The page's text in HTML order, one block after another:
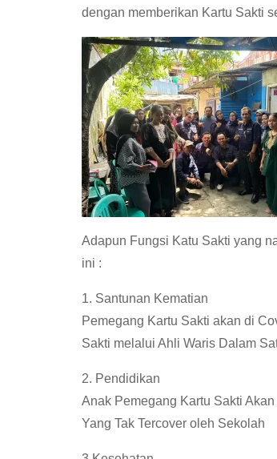
dengan memberikan Kartu Sakti
Adapun Fungsi Katu Sakti yang
ini :
1. Santunan Kematian
Pemegang Kartu Sakti akan di
Sakti melalui Ahli Waris Dalam
2. Pendidikan
Anak Pemegang Kartu Sakti
Yang Tak Tercover oleh Sekolah